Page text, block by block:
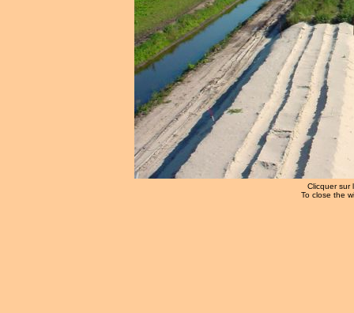
Clicquer sur
To close the